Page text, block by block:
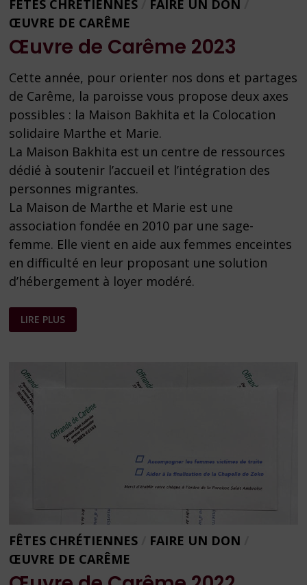
FÊTES CHRÉTIENNES FAIRE UN DON
ŒUVRE DE CARÊME
Œuvre de Carême 2023
Cette année, pour orienter nos dons et partages
de Carême, la paroisse vous propose deux axes
possibles : la Maison Bakhita et la Colocation
solidaire Marthe et Marie.
La Maison Bakhita est un centre de ressources
dédié à soutenir l’accueil et l’intégration des
personnes migrantes.
La Maison de Marthe et Marie est une
association fondée en 2010 par une sage-
femme. Elle vient en aide aux femmes enceintes
en difficulté en leur proposant une solution
d’hébergement à loyer modéré.
ŒUVRE
DE
CARÊME
LIRE PLUS
FÊTES CHRÉTIENNES FAIRE UN DON
ŒUVRE DE CARÊME